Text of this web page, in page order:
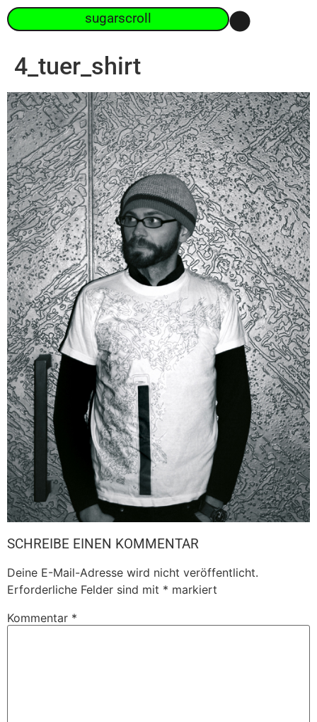
sugarscroll
4_tuer_shirt
SCHREIBE EINEN KOMMENTAR
Deine E-Mail-Adresse wird nicht veröffentlicht.
Erforderliche Felder sind mit * markiert
Kommentar *